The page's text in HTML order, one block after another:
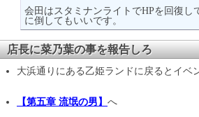
会田はスタミナンライトでHPを回復し
に倒してもいいです。
店長に菜乃葉の事を報告しろ
大浜通りにある乙姫ランドに戻るとイベ
【第五章 流氓の男】 へ